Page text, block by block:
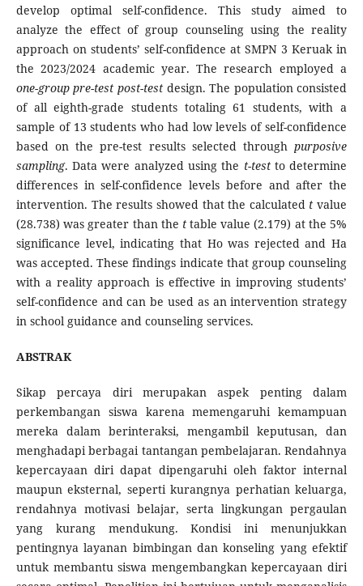
develop optimal self-confidence. This study aimed to
analyze the effect of group counseling using the reality
approach on students’ self-confidence at SMPN 3 Keruak in
the 2023/2024 academic year. The research employed a
one-group pre-test post-test design. The population consisted
of all eighth-grade students totaling 61 students, with a
sample of 13 students who had low levels of self-confidence
based on the pre-test results selected throughpurposive
sampling. Data were analyzed using the t-testto determine
differences in self-confidence levels before and after the
intervention. The results showed that the calculated t value
(28.738) was greater than the ttable value (2.179) at the 5%
significance level, indicating that Ho was rejected and Ha
was accepted. These findings indicate that group counseling
with a reality approach is effective in improving students’
self-confidence and can be used as an intervention strategy
in school guidance and counseling services.
ABSTRAK
Sikap percaya diri merupakan aspek penting dalam
perkembangan siswa karena memengaruhi kemampuan
mereka dalam berinteraksi, mengambil keputusan, dan
menghadapi berbagai tantangan pembelajaran. Rendahnya
kepercayaan diri dapat dipengaruhi oleh faktor internal
maupun eksternal, seperti kurangnya perhatian keluarga,
rendahnya motivasi belajar, serta lingkungan pergaulan
yang kurang mendukung. Kondisi ini menunjukkan
pentingnya layanan bimbingan dan konseling yang efektif
untuk membantu siswa mengembangkan kepercayaan diri